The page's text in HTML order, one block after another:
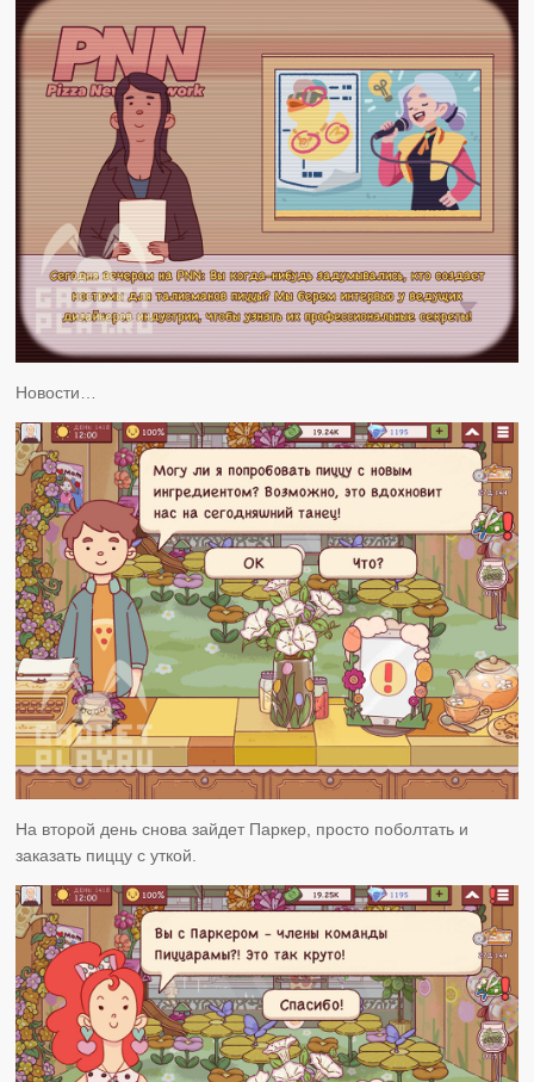
Новости…
На второй день снова зайдет Паркер, просто поболтать и
заказать пиццу с уткой.